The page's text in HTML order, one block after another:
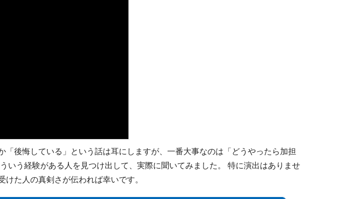
「後悔している」という話は耳にしますが、一番大事なのは「どうやったら加担
いう経験がある人を見つけ出して、実際に聞いてみました。 特に演出はありませ
た人の真剣さが伝われば幸いです。